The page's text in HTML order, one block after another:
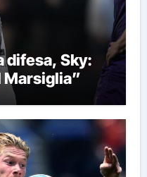
difesa, Sky:
Marsiglia”